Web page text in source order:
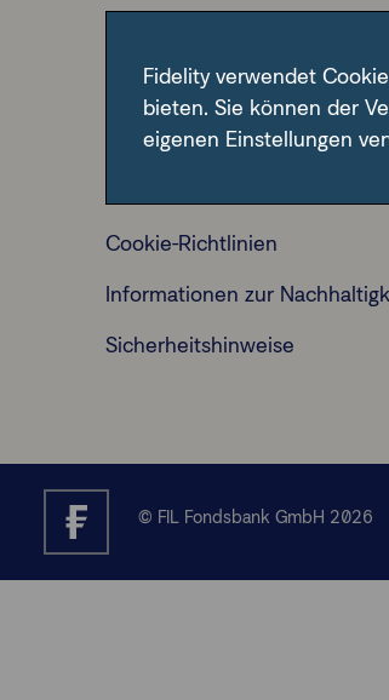
Impressum
Rechtliche Hinweise
Cookie-Richtlinien
Informationen zur
Sicherheitshinweise
© FIL Fondsbank GmbH 2026
Fidelity verwendet
bieten. Sie können der
eigenen Einstellungen